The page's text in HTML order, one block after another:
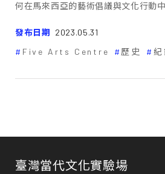
何在馬來西亞的藝術倡議與文化行動
發布日期 2023.05.31
Five Arts Centre
歷史
臺灣當代文化實驗場